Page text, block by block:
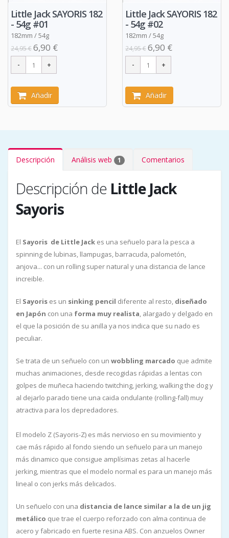
Little Jack SAYORIS 182
- 54g #01
182mm / 54g
24,95 €6,90 €
Añadir
Little Jack SAYORIS 182
- 54g #02
182mm / 54g
24,95 €6,90 €
Añadir
Descripción Análisis web 1 Comentarios
Descripción de Little Jack
Sayoris
El Sayoris de Little Jack es una señuelo para la pesca a
spinning de lubinas, llampugas, barracuda, palometón,
anjova... con un rolling super natural y una distancia de lance
increible.
El Sayoris es un sinking pencil diferente al resto, diseñado
en Japón con una forma muy realista, alargado y delgado en
el que la posición de su anilla ya nos indica que su nado es
peculiar.
Se trata de un señuelo con un wobbling marcado que admite
muchas animaciones, desde recogidas rápidas a lentas con
golpes de muñeca haciendo twitching, jerking, walking the dog y
al dejarlo parado tiene una caida ondulante (rolling-fall) muy
atractiva para los depredadores.
El modelo Z (Sayoris-Z) es más nervioso en su movimiento y
cae más rápido al fondo siendo un señuelo para un manejo
más dinamico que consigue amplísimas zetas al hacerle
jerking, mientras que el modelo normal es para un manejo más
lineal o con jerks más delicados.
Un señuelo con una distancia de lance similar a la de un jig
metálico que trae el cuerpo reforzado con alma continua de
acero y fabricado en fuerte resina ABS. Con anzuelos Owner